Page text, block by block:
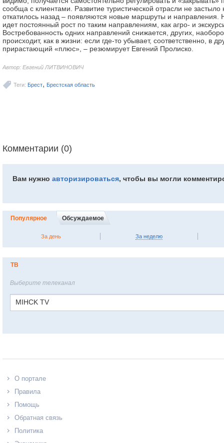
сообща с клиентами. Развитие туристической отрасли не
откатилось назад – появляются новые маршруты и направления.
идет постоянный рост по таким направлениям, как агро- и
Востребованность одних направлений снижается, других,
происходит, как в жизни: если где-то убывает, соответственно, в
прирастающий «плюс», – резюмирует Евгений Пролиско.
Автор: Евгений ЛИТВИНОВИЧ
Теги: Брест, Брестская область
Комментарии (0)
Вам нужно авторизироваться, чтобы вы могли
Популярное Обсуждаемое
За день За неделю
ТВ
Выберите телеканал
MIHCK TV
О портале
Правила
Помощь
Обратная связь
Политика